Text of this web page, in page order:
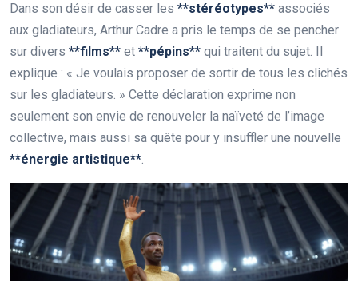
Dans son désir de casser les **stéréotypes** associés
aux gladiateurs, Arthur Cadre a pris le temps de se pencher
sur divers **flms** et **pépins** qui traitent du sujet. Il
explique : « Je voulais proposer de sortir de tous les clichés
sur les gladiateurs. » Cette déclaration exprime non
seulement son envie de renouveler la naïveté de l’image
collective, mais aussi sa quête pour y insuffler une nouvelle
**énergie artistique**.